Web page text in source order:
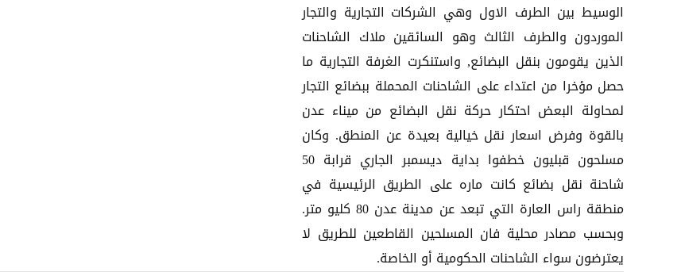
الوسيط بين الطرف الاول وهي الشركات التجارية والتجار
الموردون والطرف الثالث وهو السائقين ملاك الشاحنات
الذين يقومون بنقل البضائع, واستنكرت الغرفة التجارية ما
حصل مؤخرا من اعتداء على الشاحنات المحملة ببضائع التجار
لمحاولة البعض احتكار حركة نقل البضائع من ميناء عدن
بالقوة وفرض اسعار نقل خيالية بعيدة عن المنطق. وكان
مسلحون قبليون خطفوا بداية ديسمبر الجاري قرابة 50
شاحنة نقل بضائع كانت ماره على الطريق الرئيسية في
منطقة راس العارة التي تبعد عن مدينة عدن 80 كليو متر.
وبحسب مصادر محلية فان المسلحين القاطعين للطريق لا
يعترضون سواء الشاحنات الحكومية أو الخاصة.